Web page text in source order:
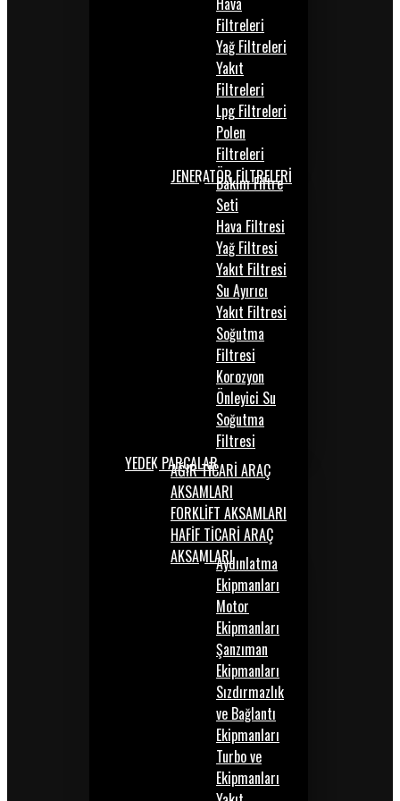
Filtreleri
Yağ Filtreleri
Yakıt
Filtreleri
Lpg Filtreleri
Polen
Filtreleri
JENERATÖR FİLTRELERİ
Bakım Filtre
Seti
Hava Filtresi
Yağ Filtresi
Yakıt Filtresi
Su Ayırıcı
Yakıt Filtresi
Soğutma
Filtresi
Korozyon
Önleyici Su
Soğutma
Filtresi
YEDEK PARÇALARAĞIR TİCARİ ARAÇ
AKSAMLARI
FORKLİFT AKSAMLARI
HAFİF TİCARİ ARAÇ
AKSAMLARIAydınlatma
Ekipmanları
Motor
Ekipmanları
Şanzıman
Ekipmanları
Sızdırmazlık
ve Bağlantı
Ekipmanları
Turbo ve
Ekipmanları